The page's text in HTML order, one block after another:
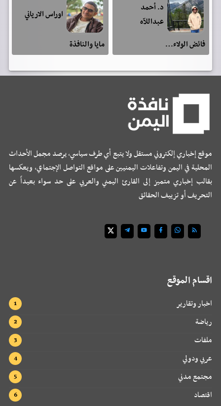
د. أحمد
عبداللآه
فائض الولاء…
اوراس الارياني
مايا والنافذة
موقع إخباري إلكتروني مستقل ولا يتبع أي طرف سياسي، يرصد مجمل الأحداث
المحلية في اليمن وتفاعلات اليمنيين على مواقع التواصل الإجتماعي، ويعكسها
بقالب إخباري متميز إلى القارئ اليمني والعربي على حد سواء بعيداً عن
التحريف أو تزييف الحقائق
اقسام الموقع
اخبار وتقارير
رياضة
ملفات
عربي ودولي
مجتمع مدني
اقتصاد